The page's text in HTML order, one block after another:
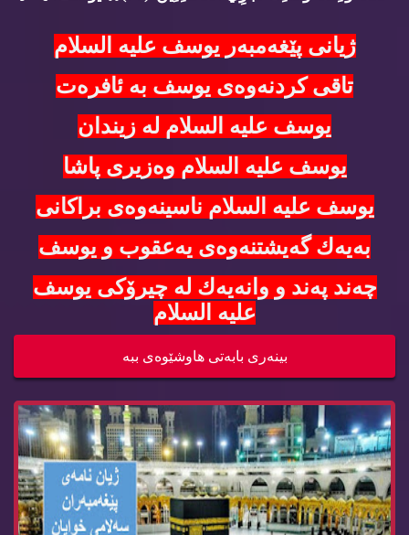
ژیانی پێغه‌مبه‌ر یوسف علیه‌ السلام
تاقی كردنه‌وه‌ی یوسف به‌ ئافره‌ت
یوسف علیه‌ السلام له‌ زیندان
یوسف علیه‌ السلام وه‌زیری پاشا
یوسف علیه‌ السلام ناسینه‌وه‌ی براكانی
به‌یه‌ك گه‌یشتنه‌وه‌ی یه‌عقوب و یوسف
چه‌ند په‌ند و وانه‌یه‌ك له‌ چیرۆكی یوسف
علیه‌ السلام
بینه‌ری بابه‌تی هاوشێوه‌ی ببه‌
ژیان نامه‌ی پێغه‌مبه‌رمان محمد صلی الله‌ علیه‌ ...